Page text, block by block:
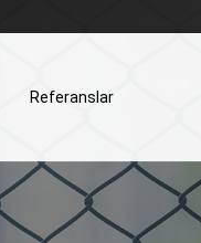
Referanslar